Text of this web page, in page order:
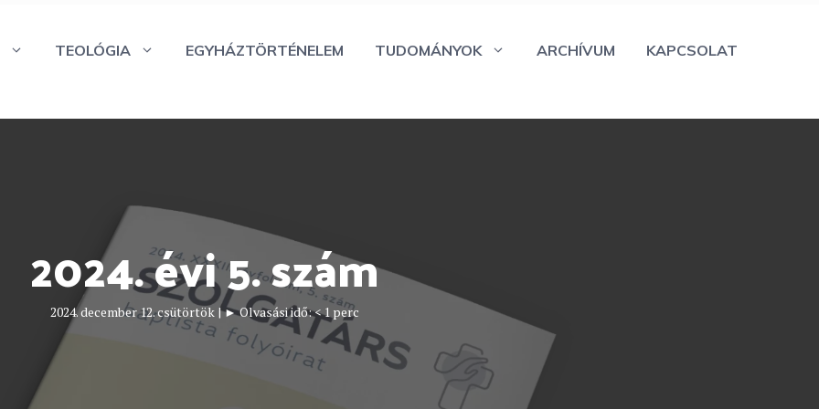
TEOLÓGIA EGYHÁZTÖRTÉNELEM TUDOMÁNYOK ARCHÍVUM KAPCSOLAT
2024. évi 5. szám
2024. december 12. csütörtök |► Olvasási idő:< 1 perc